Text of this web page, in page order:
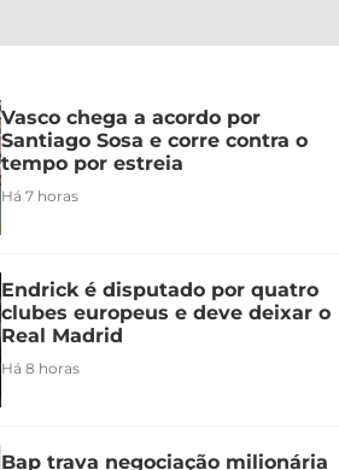
Vasco chega a acordo por
Santiago Sosa e corre contra o
tempo por estreia
Há 7 horas
Endrick é disputado por quatro
clubes europeus e deve deixar o
Real Madrid
Há 8 horas
Bap trava negociação milionária